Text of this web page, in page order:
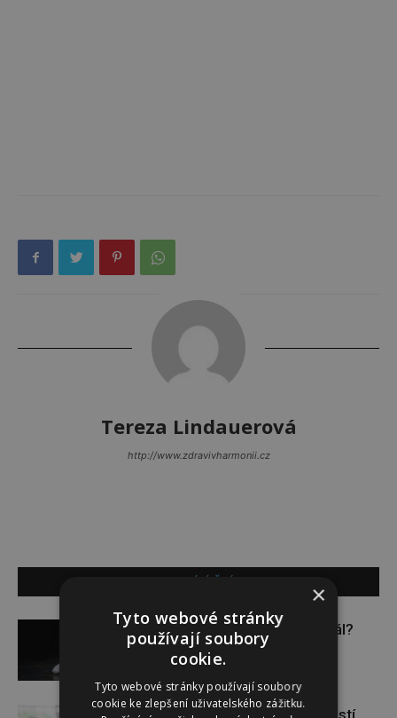
Tereza Lindauerová
http://www.zdravivharmonii.cz
SOUVISEJÍCÍ ČLÁNKY
Budou se vraždit malé děti dál?
Těhotenství není samozřejmostí.
×
Tyto webové stránky
používají soubory
cookie.
Tyto webové stránky používají soubory
cookie ke zlepšení uživatelského zážitku.